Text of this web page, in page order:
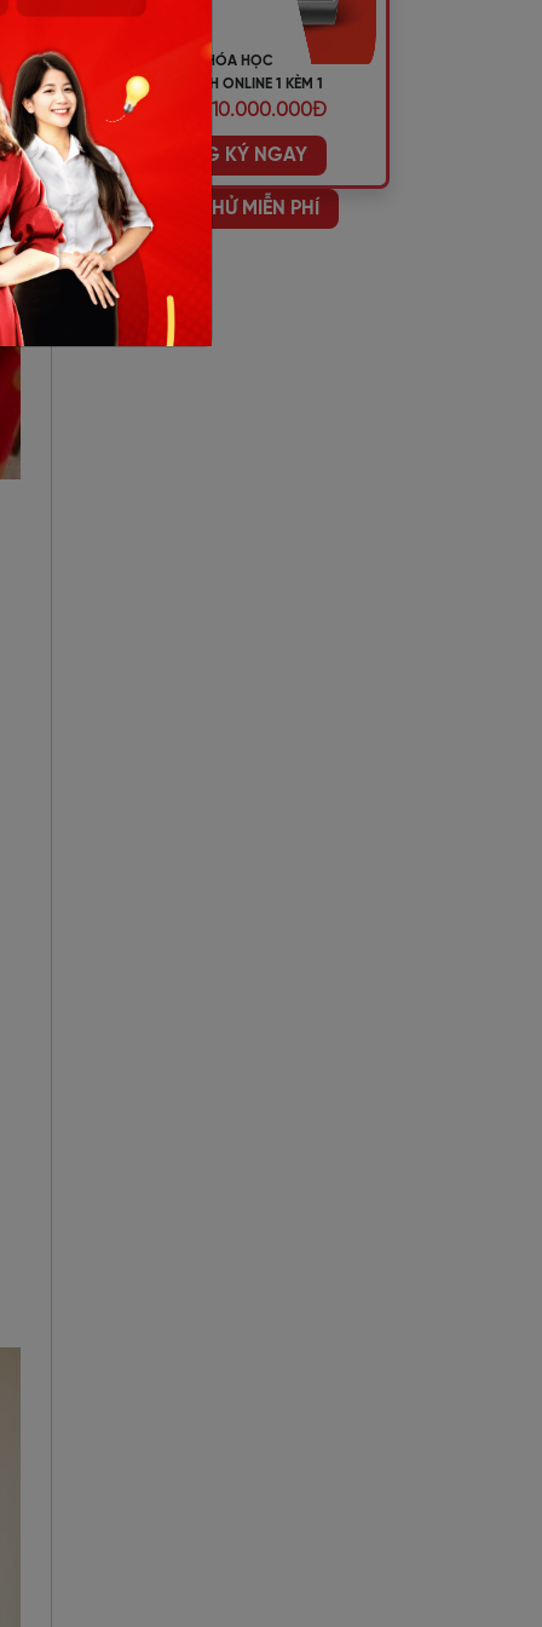
KHÓA HỌC
TIẾNG ANH ONLINE 1 KÈM 1
ƯU ĐÃI 10.000.000Đ
ĐĂNG KÝ NGAY
HỌC THỬ MIỄN PHÍ